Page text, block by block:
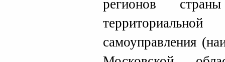
регионов
самоуправления